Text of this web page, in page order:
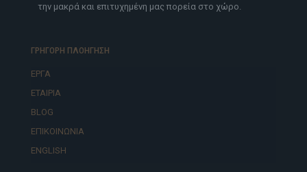
την μακρά και επιτυχημένη μας πορεία στο χώρο.
ΓΡΗΓΟΡΗ ΠΛΟΗΓΗΣΗ
ΕΡΓΑ
ΕΤΑΙΡΙΑ
BLOG
ΕΠΙΚΟΙΝΩΝΙΑ
ENGLISH